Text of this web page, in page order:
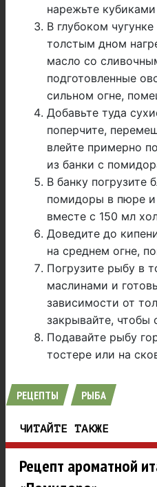
нарежьте
В глубоком
толстым дном
масло со
подготовленные
сильном огне,
Добавьте туда
поперчите,
влейте примерно
из банки с
В банку погрузите
помидоры в пюре и
вместе с 150 мл
Доведите до
на среднем огне,
Погрузите рыбу в
маслинами и
зависимости от
закрывайте, чтобы
Подавайте рыбу
тостере или на
РЕЦЕПТЫ РЫБА
ЧИТАЙТЕ ТАКЖЕ
Рецепт ароматной